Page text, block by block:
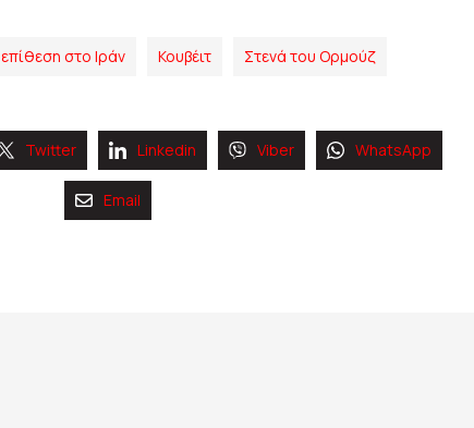
επίθεση στο Ιράν Κουβέιτ Στενά του Ορμούζ
Twitter Linkedin Viber WhatsApp
Email